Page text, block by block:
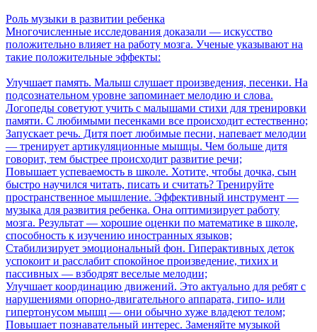
Роль музыки в развитии ребенка
Многочисленные исследования доказали ― искусство
положительно влияет на работу мозга. Ученые указывают на
такие положительные эффекты:
Улучшает память. Малыш слушает произведения, песенки. На
подсознательном уровне запоминает мелодию и слова.
Логопеды советуют учить с малышами стихи для тренировки
памяти. С любимыми песенками все происходит естественно;
Запускает речь. Дитя поет любимые песни, напевает мелодии
— тренирует артикуляционные мышцы. Чем больше дитя
говорит, тем быстрее происходит развитие речи;
Повышает успеваемость в школе. Хотите, чтобы дочка, сын
быстро научился читать, писать и считать? Тренируйте
пространственное мышление. Эффективный инструмент —
музыка для развития ребенка. Она оптимизирует работу
мозга. Результат — хорошие оценки по математике в школе,
способность к изучению иностранных языков;
Стабилизирует эмоциональный фон. Гиперактивных деток
успокоит и расслабит спокойное произведение, тихих и
пассивных — взбодрят веселые мелодии;
Улучшает координацию движений. Это актуально для ребят с
нарушениями опорно-двигательного аппарата, гипо- или
гипертонусом мышц — они обычно хуже владеют телом;
Повышает познавательный интерес. Заменяйте музыкой